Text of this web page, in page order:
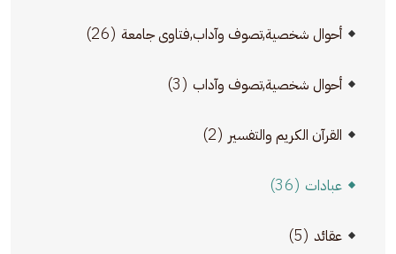
أحوال شخصية,تصوف وآداب,فتاوى جامعة (26)
أحوال شخصية,تصوف وآداب (3)
القرآن الكريم والتفسير (2)
عبادات (36)
عقائد (5)